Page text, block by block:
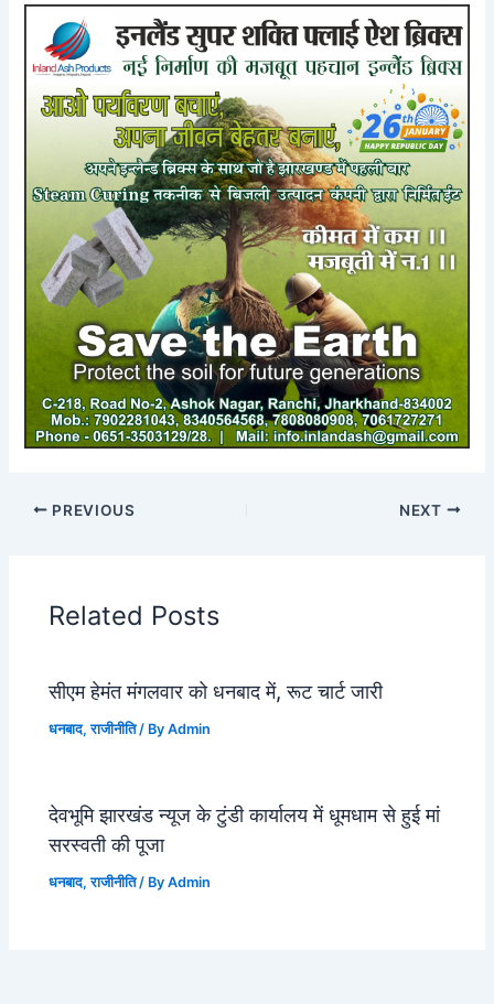
PREVIOUS NEXT
Related Posts
सीएम हेमंत मंगलवार को धनबाद में, रूट चार्ट जारी
धनबाद,राजीनीति/ ByAdmin
देवभूमि झारखंड न्यूज के टुंडी कार्यालय में धूमधाम से हुई मां
सरस्वती की पूजा
धनबाद,राजीनीति/ ByAdmin